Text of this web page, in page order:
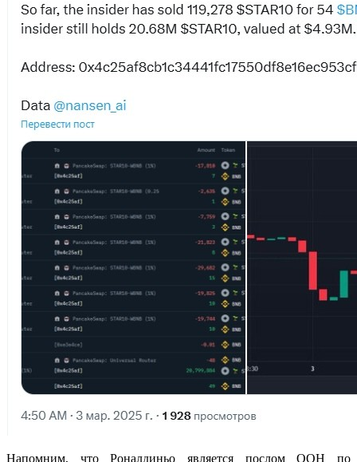
Напомним, что Роналдиньо является послом ООН по